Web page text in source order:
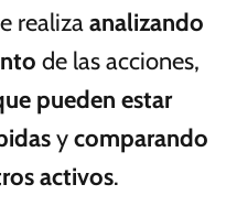
realizaanalizando
de las acciones,
pueden estar
ycomparando
activos.